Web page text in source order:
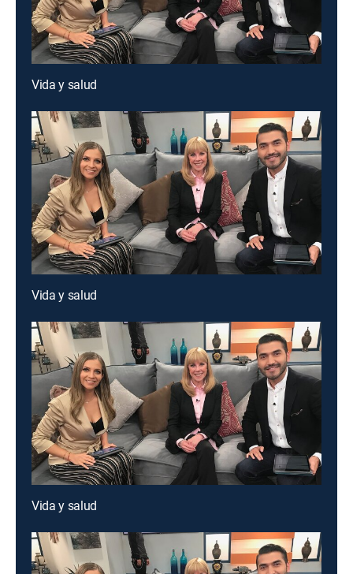
Vida y salud
Vida y salud
Vida y salud